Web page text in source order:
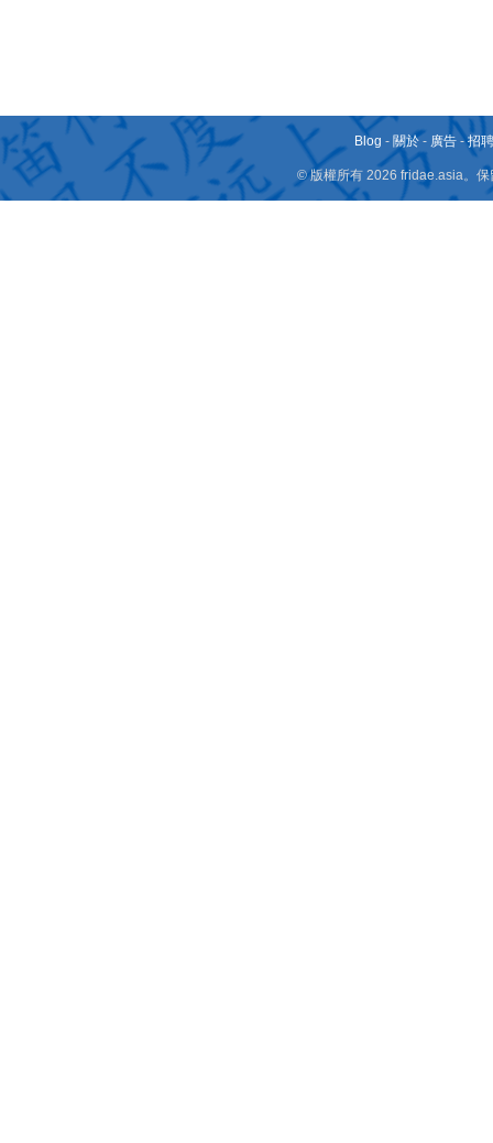
Blog - 關於 - 廣告 -招
© 版權所有 2026 fridae.asia。